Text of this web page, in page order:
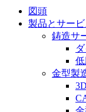
図頭
製品とサービ
鋳造サ
金型製